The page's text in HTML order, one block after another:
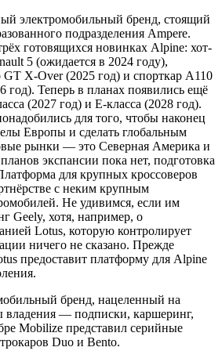
электромобильный бренд, стоящий
подразделения Ampere.
готовящихся новинках Alpine: хот-
5 (ожидается в 2024 году),
X-Over (2025 год) и спорткар A110
год). Теперь в планах появились ещё
(2027 год) и Е-класса (2028 год).
для того, чтобы наконец
Европы и сделать глобальным
рынки — это Северная Америка и
экспансии пока нет, подготовка
для крупных кроссоверов
с неким крупным
Не удивимся, если им
Geely, хотя, например, о
Lotus, которую контролирует
ничего не сказано. Прежде
предоставит платформу для Alpine
бренд, нацеленный на
владения — подписки, каршеринг,
Mobilize представил серийные
Duo и Bento.